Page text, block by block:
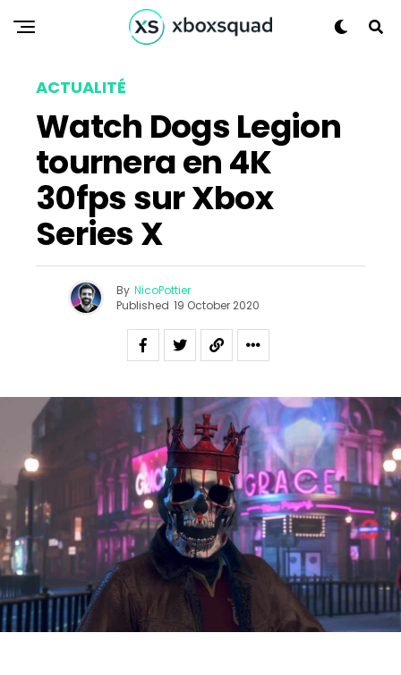
ACTUALITÉ
Watch Dogs Legion
tournera en 4K
30fps sur Xbox
Series X
By NicoPottier
Published 19 October 2020